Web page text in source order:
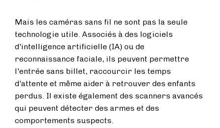
Mais les caméras sans fil ne sont pas la seule
technologie utile. Associés à des logiciels
d'intelligence artificielle (IA) ou de
reconnaissance faciale, ils peuvent permettre
l'entrée sans billet, raccourcir les temps
d'attente et même aider à retrouver des enfants
perdus. Il existe également des scanners avancés
qui peuvent détecter des armes et des
comportements suspects.